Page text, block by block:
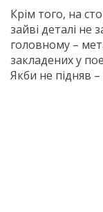
Крім того, на
зайві деталі не
головному –
закладених у
Якби не підняв –